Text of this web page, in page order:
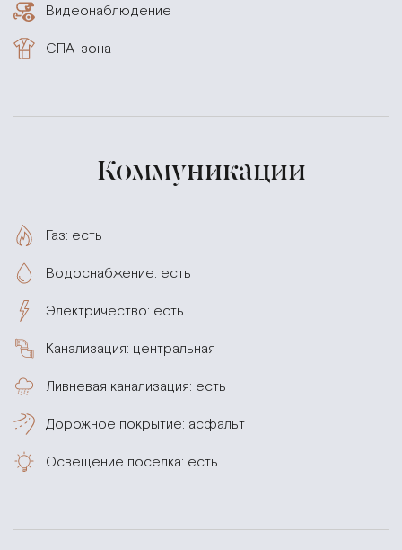
Видеонаблюдение
СПА-зона
Коммуникации
Газ: есть
Водоснабжение: есть
Электричество: есть
Канализация: центральная
Ливневая канализация: есть
Дорожное покрытие: асфальт
Освещение поселка: есть